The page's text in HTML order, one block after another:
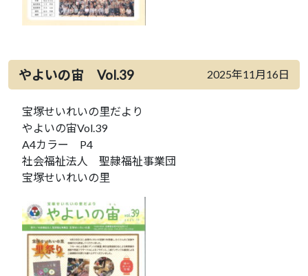
やよいの宙 Vol.39 2025年11月16日
宝塚せいれいの里だより
やよいの宙Vol.39
A4カラー P4
社会福祉法人 聖隷福祉事業団
宝塚せいれいの里